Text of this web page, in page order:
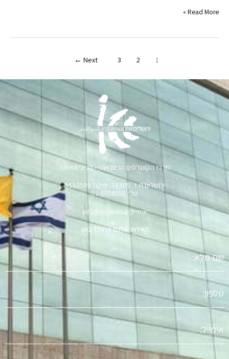
Read More »
1
2
3
Next
←
מרכז הקונגרסים הבינלאומי - בנייני האומה
ירושלים ת.ד. 34405, מיקוד 9543501
טל׳: 02-6558558
אימייל: info@iccjer.co.il
האירוע שלכם מתחיל כאן:
מלא
טלפון
אימייל